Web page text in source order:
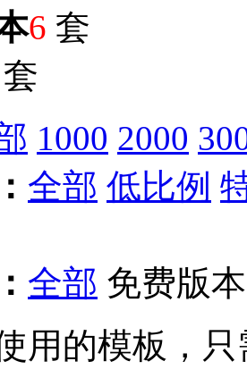
6 套
套
1000 2000
全部 低比例
全部 免费版本
用的模板，